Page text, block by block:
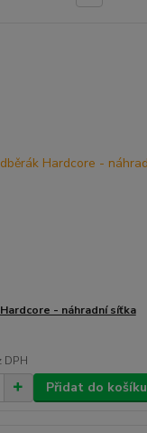
- náhradní síťka
DPH
Přidat do košíku